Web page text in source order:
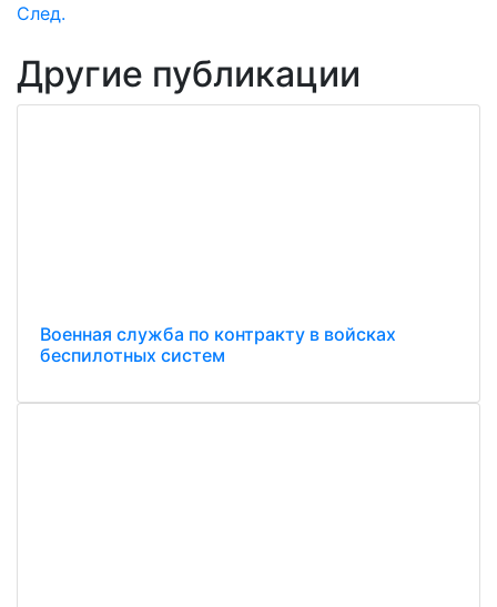
След.
Другие публикации
Военная служба по контракту в войсках
беспилотных систем